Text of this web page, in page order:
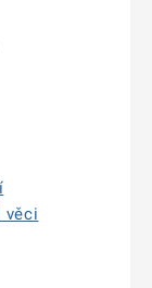
věci